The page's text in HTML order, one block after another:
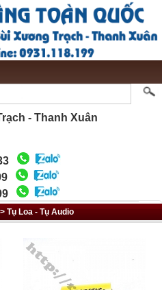
- Thanh Xuân
Tụ Loa - Tụ Audio